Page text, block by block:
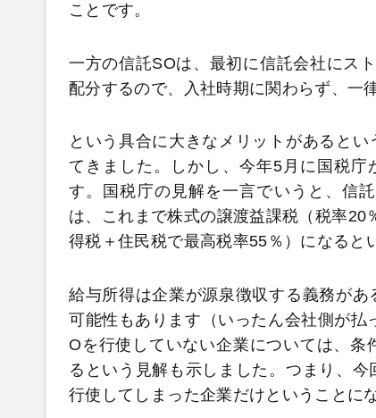
ことです。
一方の信託SOは、最初に信託会社にス
配分するので、入社時期に関わらず、一
という具合に大きなメリットがあると
てきました。しかし、今年5月に国税
す。国税庁の見解を一言でいうと、信
は、これまで株式の譲渡益課税（税率
得税＋住民税で最高税率55％）になると
給与所得は企業が源泉徴収する義務が
可能性もあります（いったん会社側が
Oを行使していない企業については、
るという見解も示しました。つまり、
行使してしまった企業だけということに